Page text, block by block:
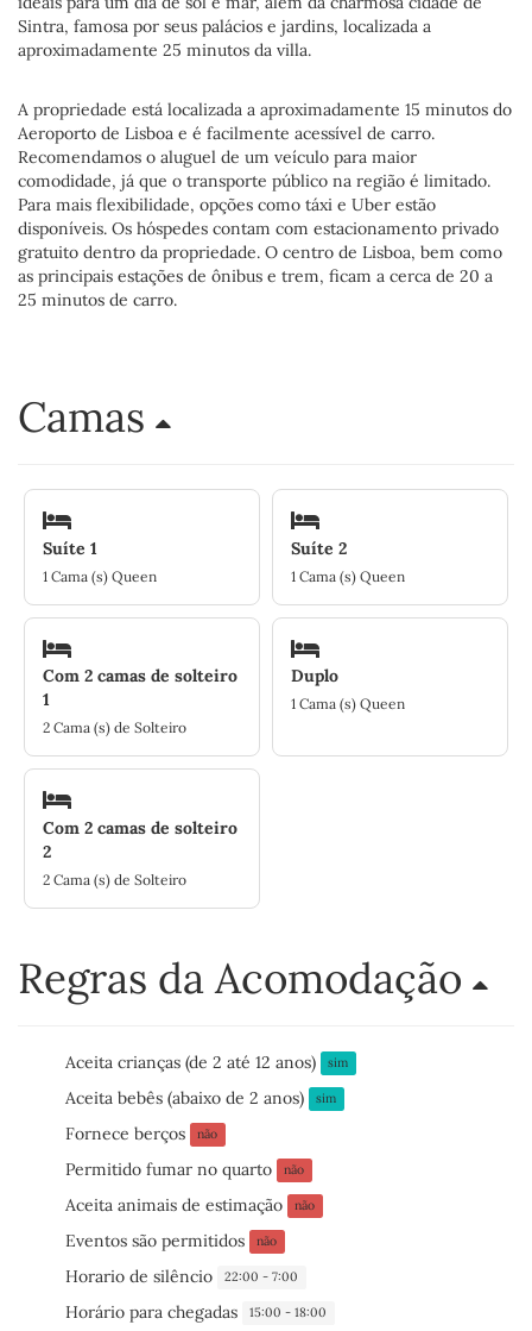
Sintra, famosa por seus palácios e jardins, localizada a
aproximadamente 25 minutos da villa.
A propriedade está localizada a aproximadamente 15 minutos do
Aeroporto de Lisboa e é facilmente acessível de carro.
Recomendamos o aluguel de um veículo para maior
comodidade, já que o transporte público na região é limitado.
Para mais flexibilidade, opções como táxi e Uber estão
disponíveis. Os hóspedes contam com estacionamento privado
gratuito dentro da propriedade. O centro de Lisboa, bem como
as principais estações de ônibus e trem, ficam a cerca de 20 a
25 minutos de carro.
Camas
Suíte 1
1 Cama (s) Queen
Suíte 2
1 Cama (s) Queen
Com 2 camas de solteiro
1
2 Cama (s) de Solteiro
Duplo
1 Cama (s) Queen
Com 2 camas de solteiro
2
2 Cama (s) de Solteiro
Regras da Acomodação
Aceita crianças (de 2 até 12 anos) sim
Aceita bebês (abaixo de 2 anos) sim
Fornece berços não
Permitido fumar no quarto não
Aceita animais de estimação não
Eventos são permitidos não
Horario de silêncio 22:00 - 7:00
Horário para chegadas 15:00 - 18:00